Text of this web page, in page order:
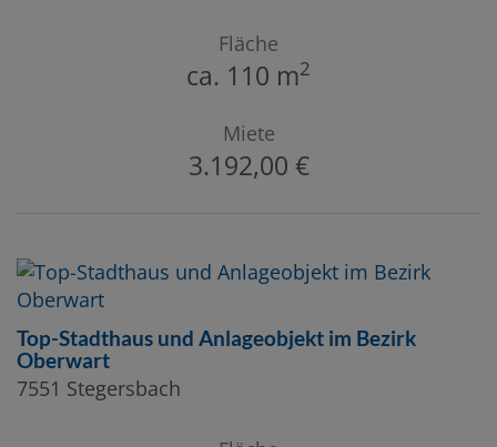
Fläche
ca. 110 m2
Miete
3.192,00 €
Top-Stadthaus und Anlageobjekt im Bezirk
Oberwart
7551 Stegersbach